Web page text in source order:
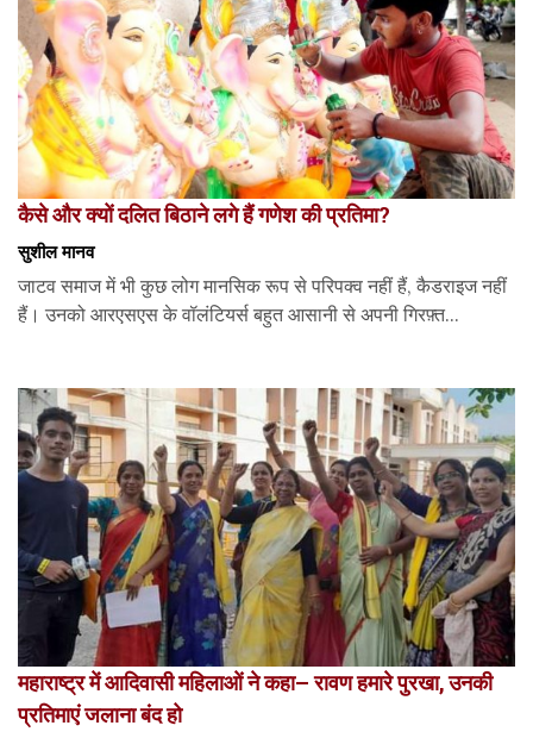
कैसे और क्यों दलित बिठाने लगे हैं गणेश की प्रतिमा?
सुशील मानव
जाटव समाज में भी कुछ लोग मानसिक रूप से परिपक्व नहीं हैं, कैडराइज नहीं
हैं। उनको आरएसएस के वॉलंटियर्स बहुत आसानी से अपनी गिरफ़्त...
महाराष्ट्र में आदिवासी महिलाओं ने कहा– रावण हमारे पुरखा, उनकी
प्रतिमाएं जलाना बंद हो